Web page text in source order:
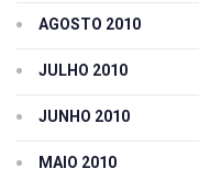
AGOSTO 2010
JULHO 2010
JUNHO 2010
MAIO 2010